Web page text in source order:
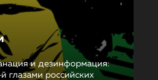
и дезинформация:
глазами российских